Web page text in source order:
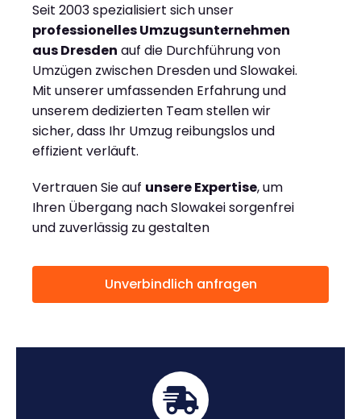
Seit 2003 spezialisiert sich unser
professionelles Umzugsunternehmen
aus Dresden auf die Durchführung von
Umzügen zwischen Dresden und Slowakei.
Mit unserer umfassenden Erfahrung und
unserem dedizierten Team stellen wir
sicher, dass Ihr Umzug reibungslos und
effizient verläuft.
Vertrauen Sie auf unsere Expertise, um
Ihren Übergang nach Slowakei sorgenfrei
und zuverlässig zu gestalten
Unverbindlich anfragen